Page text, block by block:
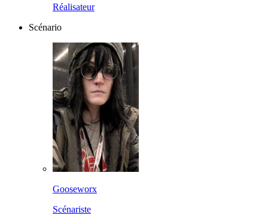
Réalisateur
Scénario
Gooseworx
Scénariste